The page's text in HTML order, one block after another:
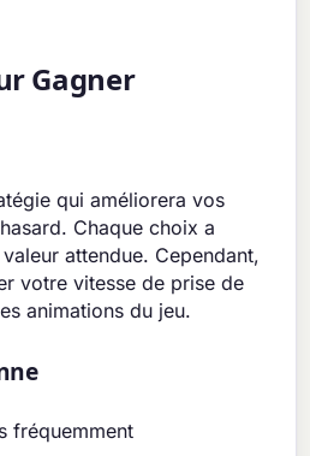
Gagner
qui améliorera vos
Chaque choix a
attendue. Cependant,
votre vitesse de prise de
animations du jeu.
fréquemment